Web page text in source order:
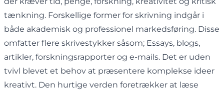
tænkning. Forskellige former for skrivning indgår i
både akademisk og professionel markedsføring. Disse
omfatter flere skrivestykker såsom; Essays, blogs,
artikler, forskningsrapporter og e-mails. Det er uden
tvivl blevet et behov at præsentere komplekse ideer
kreativt. Den hurtige verden foretrækker at læse